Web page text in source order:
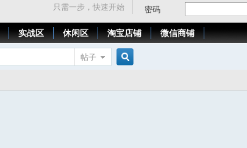
密码
只需一步，快速开始
实战区 休闲区 淘宝店铺 微信商铺
帖子